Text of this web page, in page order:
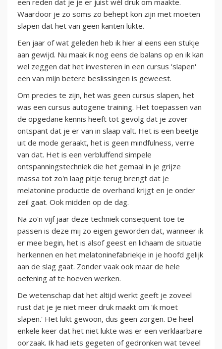
een reden dat je je er juist wél druk om maakte.
Waardoor je zo soms zo behept kon zijn met moeten
slapen dat het van geen kanten lukte.
Een jaar of wat geleden heb ik hier al eens een stukje
aan gewijd. Nu maak ik nog eens de balans op en ik kan
wel zeggen dat het investeren in een cursus 'slapen'
een van mijn betere beslissingen is geweest.
Om precies te zijn, het was geen cursus slapen, het
was een cursus autogene training. Het toepassen van
de opgedane kennis heeft tot gevolg dat je zover
ontspant dat je er van in slaap valt. Het is een beetje
uit de mode geraakt, het is geen mindfulness, verre
van dat. Het is een verbluffend simpele
ontspanningstechniek die het gemaal in je grijze
massa tot zo'n laag pitje terug brengt dat je
melatonine productie de overhand krijgt en je onder
zeil gaat. Ook midden op de dag.
Na zo'n vijf jaar deze techniek consequent toe te
passen is deze mij zo eigen geworden dat, wanneer ik
er mee begin, het is alsof geest en lichaam de situatie
herkennen en het melatoninefabriekje in je hoofd gelijk
aan de slag gaat. Zonder vaak ook maar de hele
oefening af te hoeven werken.
De wetenschap dat het altijd werkt geeft je zoveel
rust dat je je niet meer druk maakt om 'ik moet
slapen.' Het lukt gewoon, dus geen zorgen. De heel
enkele keer dat het niet lukte was er een verklaarbare
oorzaak. Ik had iets gegeten of gedronken wat teveel